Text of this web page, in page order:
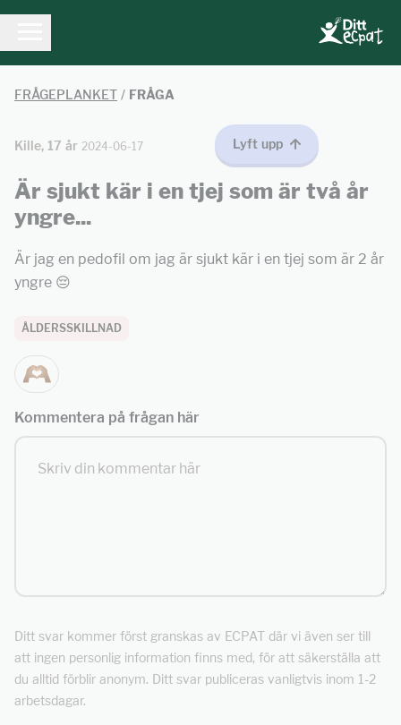
FRÅGEPLANKET / FRÅGA
Kille, 17 år 2024-06-17 Lyft upp
Är sjukt kär i en tjej som är två år
yngre...
Är jag en pedofil om jag är sjukt kär i en tjej som är 2 år
yngre 😔
ÅLDERSSKILLNAD
Kommentera på frågan här
Ditt svar kommer först granskas av ECPAT där vi även ser till
att ingen personlig information finns med, för att säkerställa att
du alltid förblir anonym. Ditt svar publiceras vanligtvis inom 1-2
arbetsdagar.